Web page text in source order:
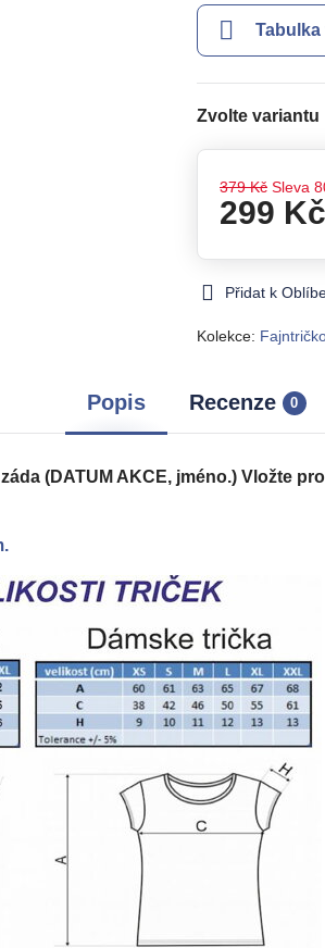
Zvolte variantu
379 Kč Sleva
299 Kč
Přidat k
Kolekce:
Popis Recenze 0
(DATUM AKCE, jméno.) Vložte